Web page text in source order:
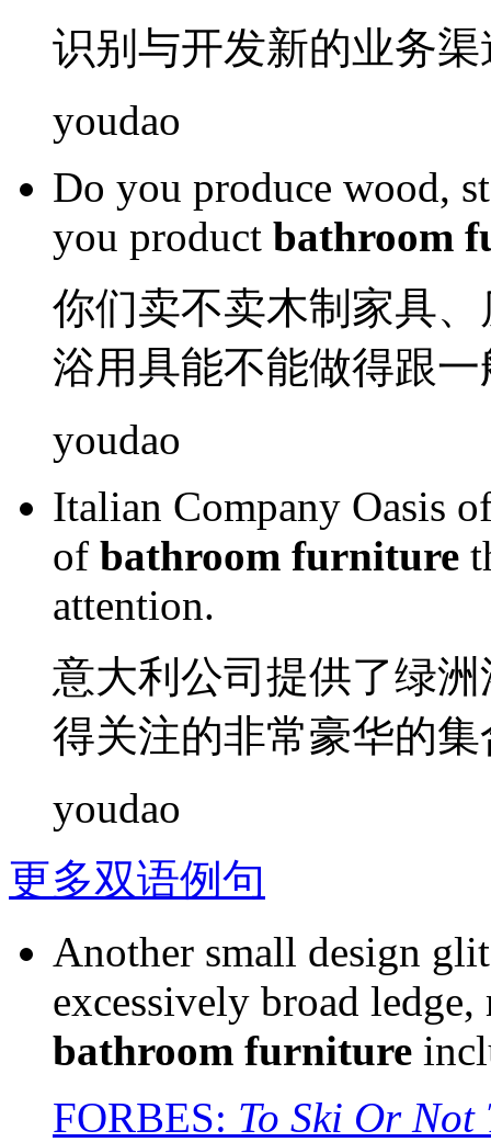
识别 与开发新的业务渠
youdao
Do you produce wood,
you product bathroom
你们卖不卖木制 家具
浴用具能不能做得跟一
youdao
Italian Company Oasis
of bathroom furniture
attention.
意大利 公司 提供了绿洲
得关注的非常豪华的集
youdao
更多双语例句
Another small design
excessively broad
bathroom furniture
FORBES: To Ski Or Not